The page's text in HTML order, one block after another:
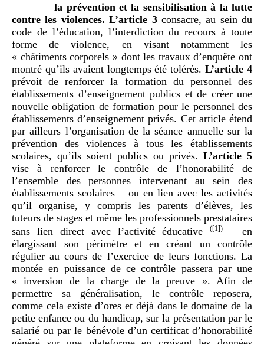
–la prévention et la sensibilisation à la lutte
contre les violences. L’article 3consacre, au sein du
code de l’éducation, l’interdiction du recours à toute
forme de violence, en visant notamment les
« châtiments corporels » dont les travaux d’enquête ont
montré qu’ils avaient longtemps été tolérés.L’article 4
prévoit de renforcer la formation du personnel des
établissements d’enseignement publics et de créer une
nouvelle obligation de formation pour le personnel des
établissements d’enseignement privés. Cet article étend
par ailleurs l’organisation de la séance annuelle sur la
prévention des violences à tous les établissements
scolaires, qu’ils soient publics ou privés. L’article 5
vise à renforcer le contrôle de l’honorabilité de
l’ensemble des personnes intervenant au sein des
établissements scolaires – ou en lien avec les activités
qu’il organise, y compris les parents d’élèves, les
tuteurs de stages et même les professionnels prestataires
sans lien direct avec l’activité éducative([1])
– en
élargissant son périmètre et en créant un contrôle
régulier au cours de l’exercice de leurs fonctions. La
montée en puissance de ce contrôle passera par une
« inversion de la charge de la preuve ». Afin de
permettre sa généralisation, le contrôle reposera,
comme cela existe d’ores et déjà dans le domaine de la
petite enfance ou du handicap, sur la présentation par le
salarié ou par le bénévole d’un certificat d’honorabilité